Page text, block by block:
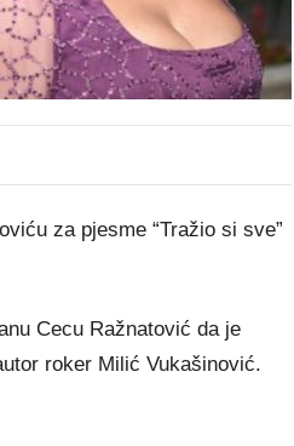
za pjesme “Tražio si sve”
Cecu Ražnatović da je
roker Milić Vukašinović.